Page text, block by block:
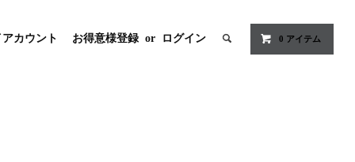
カウント お得意様登録 or ログイン 0 アイテム